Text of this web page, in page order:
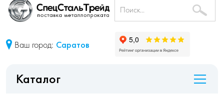
Ваш город: Саратов
Каталог